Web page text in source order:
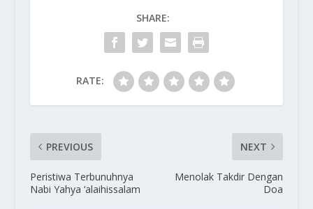
SHARE:
RATE:
PREVIOUS
Peristiwa Terbunuhnya
Nabi Yahya ‘alaihissalam
NEXT
Menolak Takdir Dengan
Doa